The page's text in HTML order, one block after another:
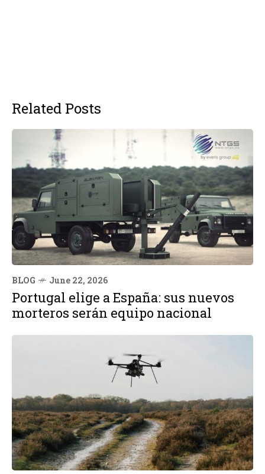
Related Posts
BLOG June 22, 2026
Portugal elige a España: sus nuevos
morteros serán equipo nacional